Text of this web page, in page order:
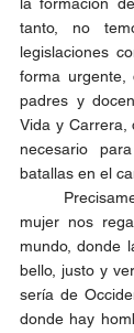
la formación
tanto, no
legislaciones
forma urgente,
padres y
Vida y Carrera,
necesario
batallas en el
mujer nos
mundo, donde
bello, justo y
sería de
donde hay